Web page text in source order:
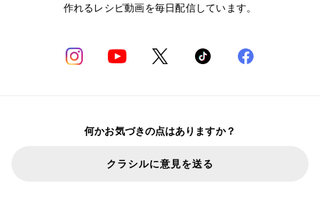
作れるレシピ動画を毎日配信しています。
何かお気づきの点はありますか？
クラシルに意見を送る